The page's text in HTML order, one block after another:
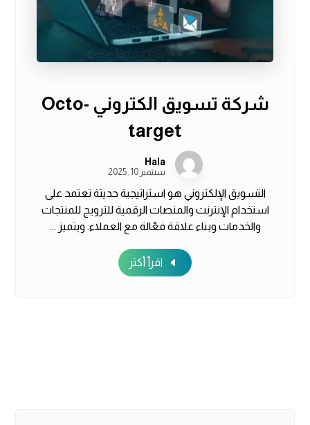
شركة تسويق الكتروني Octo-
target
Hala
سبتمبر 10, 2025
التسويق الإلكتروني هو استراتيجية حديثة تعتمد على
استخدام الإنترنت والمنصات الرقمية للترويج للمنتجات
والخدمات وبناء علاقة فعّالة مع العملاء. ويتميز ...
اقرأ أكثر